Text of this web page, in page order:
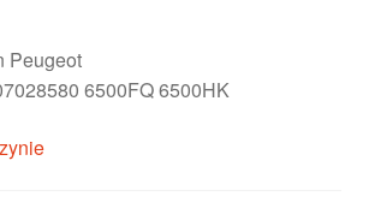
Peugeot
6500FQ 6500HK